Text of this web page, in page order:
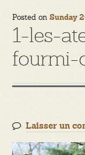
Posted on Sunday
1-les-
fourmi-
Laisser un